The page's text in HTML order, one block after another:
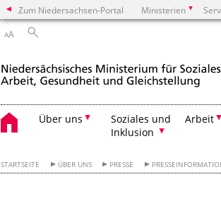
Zum Niedersachsen-Portal Ministerien
AA
Über uns
Soziales und
Inklusion
Arbeit
STARTSEITE ÜBER UNS PRESSE